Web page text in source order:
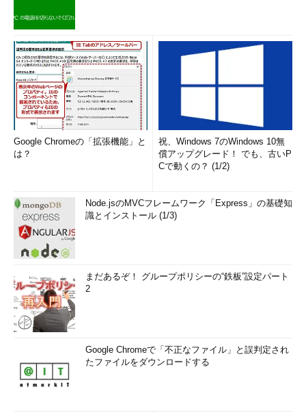
Google Chromeの「拡張機能」と
は？
祝、Windows 7のWindows 10無
償アップグレード！ でも、古いP
Cで動くの？ (1/2)
Node.jsのMVCフレームワーク「Express」の基礎知
識とインストール (1/3)
まだあるぞ！ グループポリシーの“鉄板”設定パート
2
Google Chromeで「不正なファイル」と誤判定され
たファイルをダウンロードする